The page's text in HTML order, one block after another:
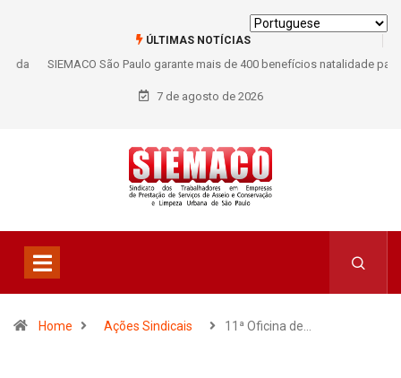
ÚLTIMAS NOTÍCIAS
SIEMACO São Paulo garante mais de 400 benefícios natalidade para
trabalhadores do Asseio em 2026
7 de agosto de 2026
Home Ações Sindicais 11ª Oficina de…